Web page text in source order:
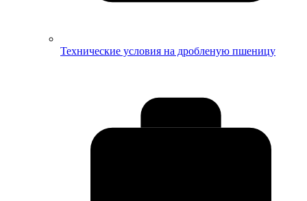
Технические условия на дробленую пшеницу